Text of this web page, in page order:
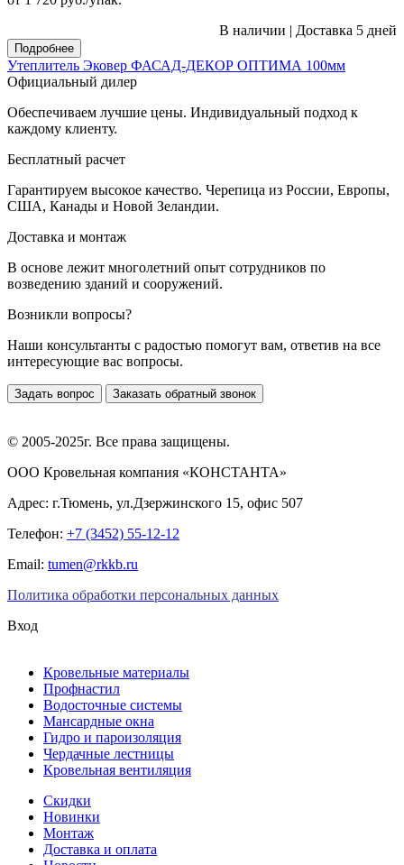
В наличии | Доставка 5 дней
Подробнее
Утеплитель Эковер ФАСАД-ДЕКОР ОПТИМА 100мм
Официальный дилер
Обеспечиваем лучшие цены. Индивидуальный подход к
каждому клиенту.
Бесплатный расчет
Гарантируем высокое качество. Черепица из России, Европы,
США, Канады и Новой Зеландии.
Доставка и монтаж
В основе лежит многолетний опыт сотрудников по
возведению зданий и сооружений.
Возникли вопросы?
Наши консультанты с радостью помогут вам, ответив на все
интересующие вас вопросы.
Задать вопрос Заказать обратный звонок
© 2005-2025г. Все права защищены.
ООО Кровельная компания «КОНСТАНТА»
Адрес: г.Тюмень, ул.Дзержинского 15, офис 507
Телефон: +7 (3452) 55-12-12
Email: tumen@rkkb.ru
Политика обработки персональных данных
Вход
Кровельные материалы
Профнастил
Водосточные системы
Мансардные окна
Гидро и пароизоляция
Чердачные лестницы
Кровельная вентиляция
Скидки
Новинки
Монтаж
Доставка и оплата